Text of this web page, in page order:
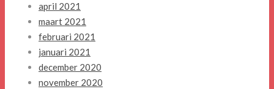
april 2021
maart 2021
februari 2021
januari 2021
december 2020
november 2020